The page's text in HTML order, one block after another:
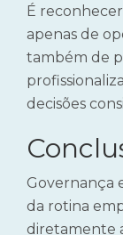
É
apenas de
também de
decisões
Governança
da rotina
diretamente